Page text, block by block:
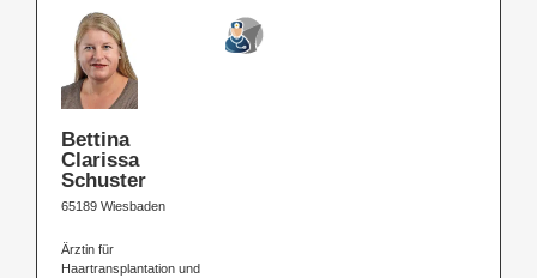
Bettina
Clarissa
Schuster
65189 Wiesbaden
Ärztin für
Haartransplantation und